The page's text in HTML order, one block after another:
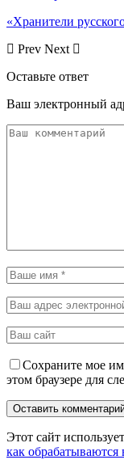
«Хранители
Prev Next
Оставьте ответ
Ваш электронный
Сохраните мое
этом браузере для
Этот сайт
как